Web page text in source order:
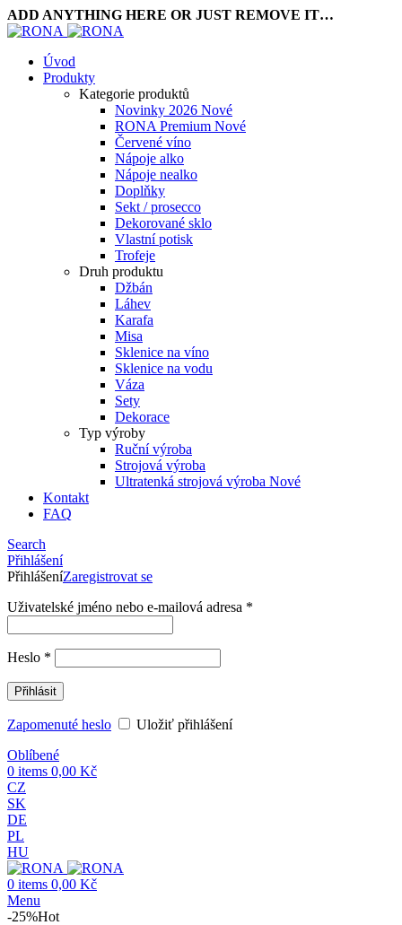
ADD ANYTHING HERE OR JUST REMOVE IT…
Úvod
Produkty
Kategorie produktů
Novinky 2026 Nové
RONA Premium Nové
Červené víno
Nápoje alko
Nápoje nealko
Doplňky
Sekt / prosecco
Dekorované sklo
Vlastní potisk
Trofeje
Druh produktu
Džbán
Láhev
Karafa
Misa
Sklenice na víno
Sklenice na vodu
Váza
Sety
Dekorace
Typ výroby
Ruční výroba
Strojová výroba
Ultratenká strojová výroba Nové
Kontakt
FAQ
Search
Přihlášení
PřihlášeníZaregistrovat se
Uživatelské jméno nebo e-mailová adresa *
Heslo *
Přihlásit
Zapomenuté heslo
Uložiť přihlášení
Oblíbené
0 items 0,00 Kč
CZ
SK
DE
PL
HU
0 items 0,00 Kč
Menu
-25%Hot